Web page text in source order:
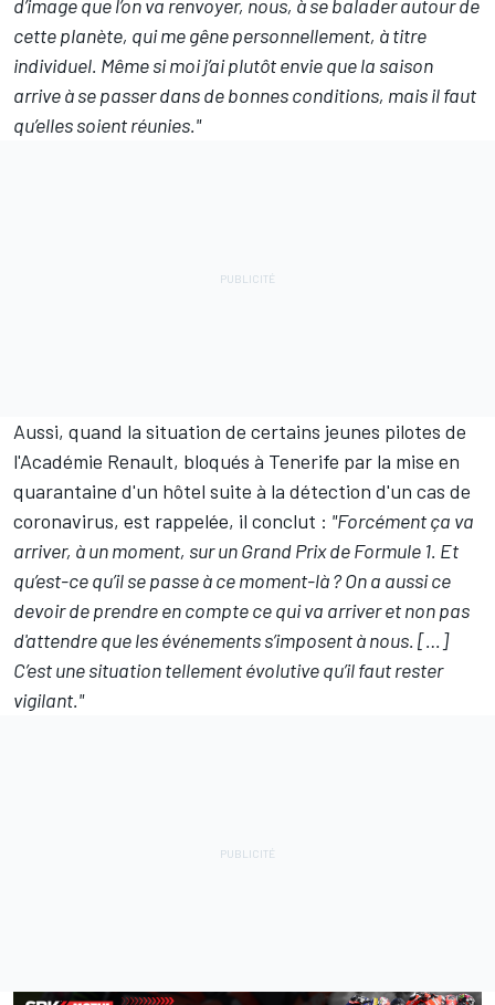
d’image que l’on va renvoyer, nous, à se balader autour de
cette planète, qui me gêne personnellement, à titre
individuel. Même si moi j’ai plutôt envie que la saison
arrive à se passer dans de bonnes conditions, mais il faut
qu’elles soient réunies."
Aussi, quand la situation de certains jeunes pilotes de
l'Académie Renault, bloqués à Tenerife par la mise en
quarantaine d'un hôtel suite à la détection d'un cas de
coronavirus, est rappelée, il conclut : "Forcément ça va
arriver, à un moment, sur un Grand Prix de Formule 1. Et
qu’est-ce qu’il se passe à ce moment-là ? On a aussi ce
devoir de prendre en compte ce qui va arriver et non pas
d'attendre que les événements s’imposent à nous. […]
C’est une situation tellement évolutive qu’il faut rester
vigilant."